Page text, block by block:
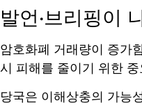
발언·브리핑이
암호화폐 거래량이 증가
시 피해를 줄이기 위한
당국은 이해상충의 가능